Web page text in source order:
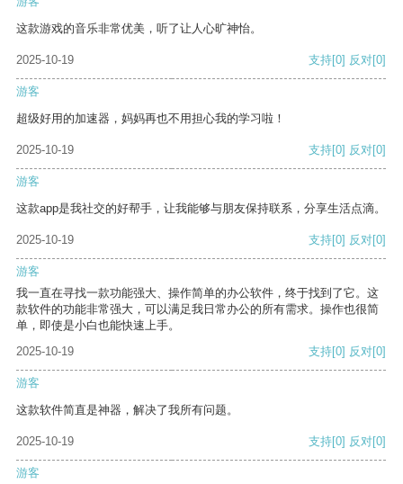
这款游戏的音乐非常优美，听了让人心旷神怡。
2025-10-19 支持[0] 反对[0]
游客
超级好用的加速器，妈妈再也不用担心我的学习啦！
2025-10-19 支持[0] 反对[0]
游客
这款app是我社交的好帮手，让我能够与朋友保持联系，分享生活点滴。
2025-10-19 支持[0] 反对[0]
游客
我一直在寻找一款功能强大、操作简单的办公软件，终于找到了它。这
款软件的功能非常强大，可以满足我日常办公的所有需求。操作也很简
单，即使是小白也能快速上手。
2025-10-19
支持[0] 反对[0]
游客
这款软件简直是神器，解决了我所有问题。
2025-10-19 支持[0] 反对[0]
游客